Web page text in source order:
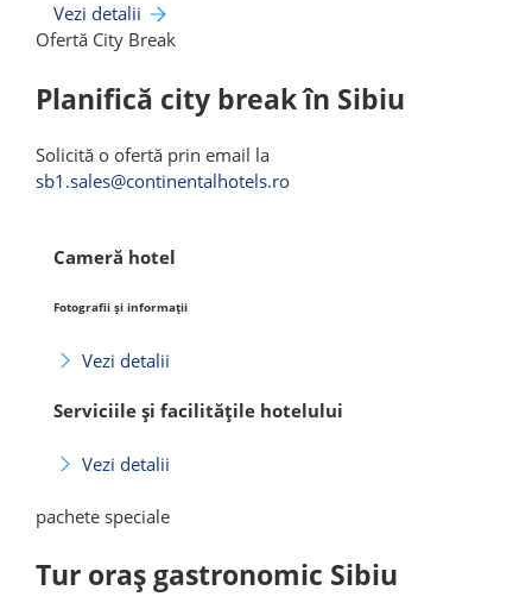
Vezi detalii
Ofertă City Break
Planifică city break în Sibiu
Solicită o ofertă prin email la
sb1.sales@continentalhotels.ro
Cameră hotel
Fotografii și informații
Vezi detalii
Serviciile și facilitățile hotelului
Vezi detalii
pachete speciale
Tur oraș gastronomic Sibiu